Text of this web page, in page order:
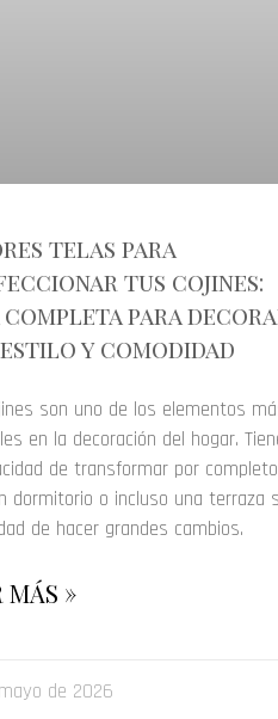
telas para
tus cojines:
completa para
y comodidad
son uno de los elementos
en la decoración del hogar.
de transformar por
dormitorio o incluso una terraza
de hacer grandes cambios.
MÁS »
de 2026